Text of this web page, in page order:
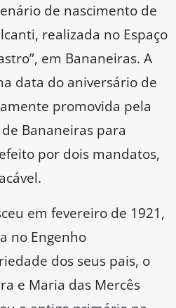
de nascimento de
realizada no Espaço
em Bananeiras. A
data do aniversário de
promovida pela
Bananeiras para
por dois mandatos,
em fevereiro de 1921,
no Engenho
dos seus pais, o
e Maria das Mercês